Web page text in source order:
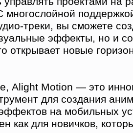
многослойной
треки, вы сможете
эффекты, но и
открывает новые
Alight Motion — это
для создания
на мобильных
как для новичков,